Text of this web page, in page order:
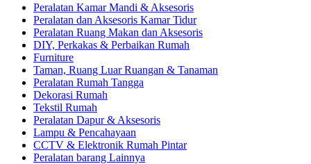
Peralatan Kamar Mandi & Aksesoris
Peralatan dan Aksesoris Kamar Tidur
Peralatan Ruang Makan dan Aksesoris
DIY, Perkakas & Perbaikan Rumah
Furniture
Taman, Ruang Luar Ruangan & Tanaman
Peralatan Rumah Tangga
Dekorasi Rumah
Tekstil Rumah
Peralatan Dapur & Aksesoris
Lampu & Pencahayaan
CCTV & Elektronik Rumah Pintar
Peralatan barang Lainnya